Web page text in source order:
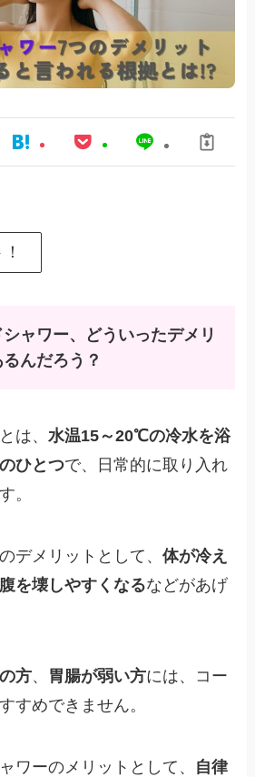
ャワー、どういったデメリ
んだろう？
は、水温15～20℃の冷水を浴
ひとつで、日常的に取り入れ
。
デメリットとして、体が冷え
を壊しやすくなるなどがあげ
方、 胃腸が弱い方には、コー
すめできません。
ワーのメリットとして、 自律